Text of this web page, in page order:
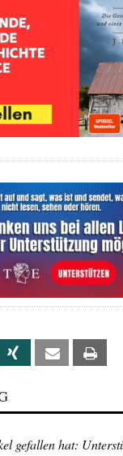
Xing Email
gefallen hat: